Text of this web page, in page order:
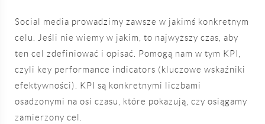
Social media prowadzimy zawsze w jakimś konkretnym
celu. Jeśli nie wiemy w jakim, to najwyższy czas, aby
ten cel zdefiniować i opisać. Pomogą nam w tym KPI,
czyli key performance indicators (kluczowe wskaźniki
efektywności). KPI są konkretnymi liczbami
osadzonymi na osi czasu, które pokazują, czy osiągamy
zamierzony cel.